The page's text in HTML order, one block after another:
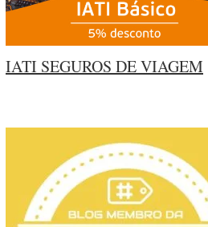
IATI SEGUROS DE VIAGEM